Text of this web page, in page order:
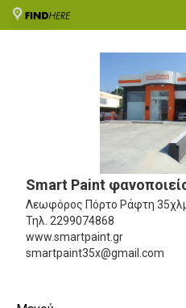
Smart Paint
Λεωφόρος Πόρτο Ράφτη
Τηλ. 2299074868
www.smartpaint.gr
smartpaint35x@gmail.com